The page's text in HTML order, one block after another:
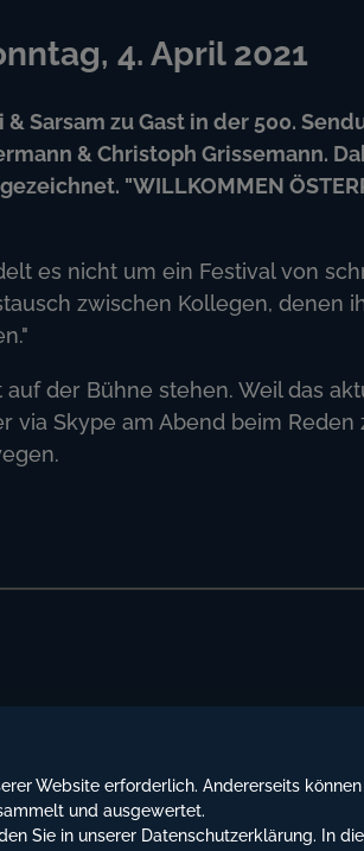
4. April 2021
Sarsam zu Gast in der 500.
& Christoph Grissemann.
"WILLKOMMEN
es nicht um ein Festival von
zwischen Kollegen, denen
der Bühne stehen. Weil das
via Skype am Abend beim Reden
Website erforderlich. Andererseits
und ausgewertet.
Sie in unserer Datenschutzerklärung. In